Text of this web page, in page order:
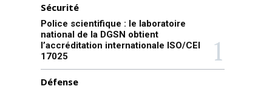
Sécurité
Police scientifique : le laboratoire
national de la DGSN obtient
l’accréditation internationale ISO/CEI
17025
Défense